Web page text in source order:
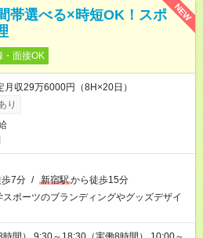
NEW
帯選べる×時短OK！スポ
・面接OK
収29万6000円（8H×20日）
り
7分 / 新宿駅から徒歩15分
ポーツのブランディングやグッズデザイ